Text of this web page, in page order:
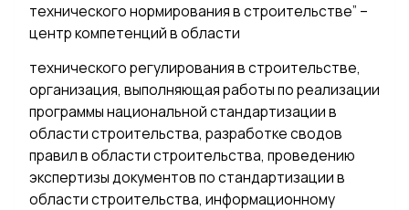
технического нормирования в строительстве” –
центр компетенций в области
технического регулирования в строительстве,
организация, выполняющая работы по реализации
программы национальной стандартизации в
области строительства, разработке сводов
правил в области строительства, проведению
экспертизы документов по стандартизации в
области строительства, информационному